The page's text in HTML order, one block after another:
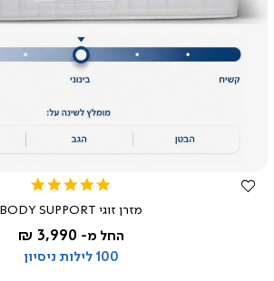
צפייה
מהירה
rating
מזרן זוגי BODY SUPPORT
החל מ- 3,990 ₪
100 לילות ניסיון